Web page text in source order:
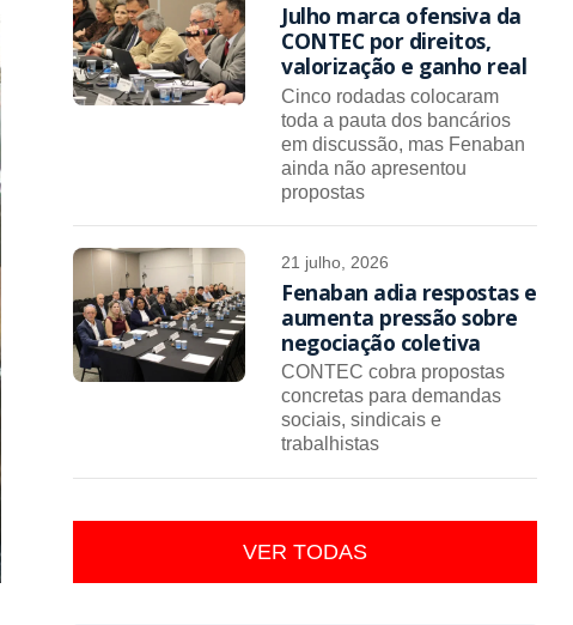
Julho marca ofensiva da
CONTEC por direitos,
valorização e ganho real
Cinco rodadas colocaram
toda a pauta dos bancários
em discussão, mas Fenaban
ainda não apresentou
propostas
21 julho, 2026
Fenaban adia respostas e
aumenta pressão sobre
negociação coletiva
CONTEC cobra propostas
concretas para demandas
sociais, sindicais e
trabalhistas
VER TODAS